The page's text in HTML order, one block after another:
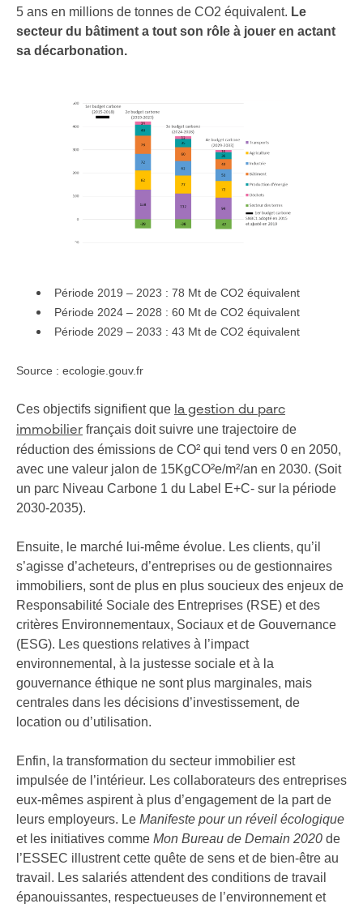
5 ans en millions de tonnes de CO2 équivalent. Le
secteur du bâtiment a tout son rôle à jouer en actant
sa décarbonation.
Période 2019 – 2023 : 78 Mt de CO2 équivalent
Période 2024 – 2028 : 60 Mt de CO2 équivalent
Période 2029 – 2033 : 43 Mt de CO2 équivalent
Source : ecologie.gouv.fr
Ces objectifs signifient que la gestion du parc
immobilier français doit suivre une trajectoire de
réduction des émissions de CO² qui tend vers 0 en 2050,
avec une valeur jalon de 15KgCO²e/m²/an en 2030. (Soit
un parc Niveau Carbone 1 du Label E+C- sur la période
2030-2035).
Ensuite, le marché lui-même évolue. Les clients, qu’il
s’agisse d’acheteurs, d’entreprises ou de gestionnaires
immobiliers, sont de plus en plus soucieux des enjeux de
Responsabilité Sociale des Entreprises (RSE) et des
critères Environnementaux, Sociaux et de Gouvernance
(ESG). Les questions relatives à l’impact
environnemental, à la justesse sociale et à la
gouvernance éthique ne sont plus marginales, mais
centrales dans les décisions d’investissement, de
location ou d’utilisation.
Enfin, la transformation du secteur immobilier est
impulsée de l’intérieur. Les collaborateurs des entreprises
eux-mêmes aspirent à plus d’engagement de la part de
leurs employeurs. Le Manifeste pour un réveil écologique
et les initiatives comme Mon Bureau de Demain 2020 de
l’ESSEC illustrent cette quête de sens et de bien-être au
travail. Les salariés attendent des conditions de travail
épanouissantes, respectueuses de l’environnement et